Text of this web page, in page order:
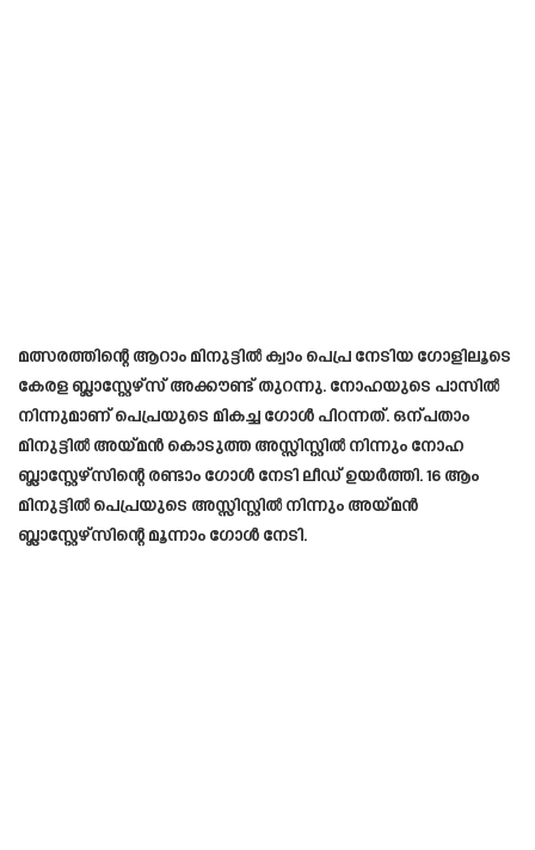
മത്സരത്തിന്റെ ആറാം മിനുട്ടിൽ ക്വാം പെപ്ര നേടിയ ഗോളിലൂടെ
കേരള ബ്ലാസ്റ്റേഴ്‌സ് അക്കൗണ്ട് തുറന്നു. നോഹയുടെ പാസിൽ
നിന്നുമാണ് പെപ്രയുടെ മികച്ച ഗോൾ പിറന്നത്. ഒന്പതാം
മിനുട്ടിൽ അയ്മൻ കൊടുത്ത അസ്സിസ്റ്റിൽ നിന്നും നോഹ
ബ്ലാസ്റ്റേഴ്സിന്റെ രണ്ടാം ഗോൾ നേടി ലീഡ് ഉയർത്തി. 16 ആം
മിനുട്ടിൽ പെപ്രയുടെ അസ്സിസ്റ്റിൽ നിന്നും അയ്മൻ
ബ്ലാസ്റ്റേഴ്സിന്റെ മൂന്നാം ഗോൾ നേടി.